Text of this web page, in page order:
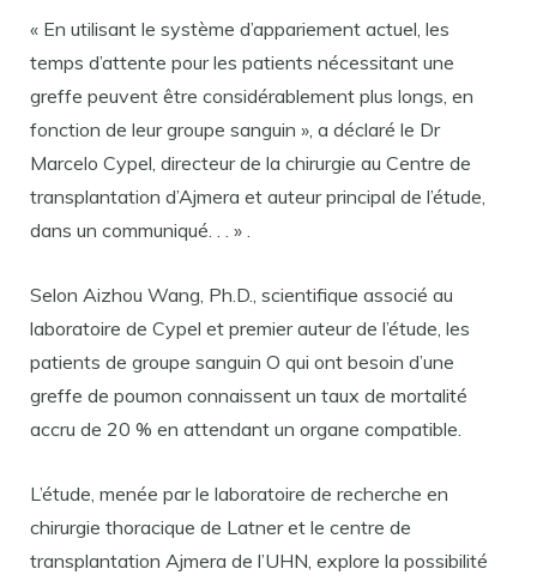
« En utilisant le système d’appariement actuel, les
temps d’attente pour les patients nécessitant une
greffe peuvent être considérablement plus longs, en
fonction de leur groupe sanguin », a déclaré le Dr
Marcelo Cypel, directeur de la chirurgie au Centre de
transplantation d’Ajmera et auteur principal de l’étude,
dans un communiqué. . . » .
Selon Aizhou Wang, Ph.D., scientifique associé au
laboratoire de Cypel et premier auteur de l’étude, les
patients de groupe sanguin O qui ont besoin d’une
greffe de poumon connaissent un taux de mortalité
accru de 20 % en attendant un organe compatible.
L’étude, menée par le laboratoire de recherche en
chirurgie thoracique de Latner et le centre de
transplantation Ajmera de l’UHN, explore la possibilité